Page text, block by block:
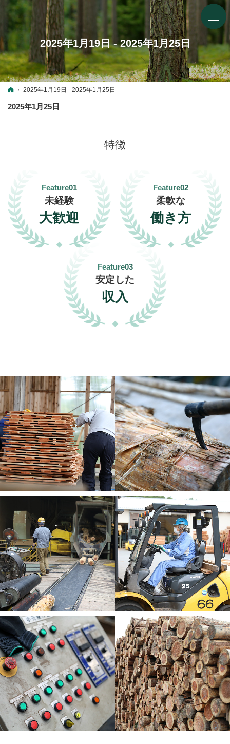
2025年1月19日 - 2025年1月25日
ホーム
2025年1月19日 - 2025年1月25日
2025年1月25日
特徴
Feature01
未経験
大歓迎
Feature02
柔軟な
働き方
Feature03
安定した
収入